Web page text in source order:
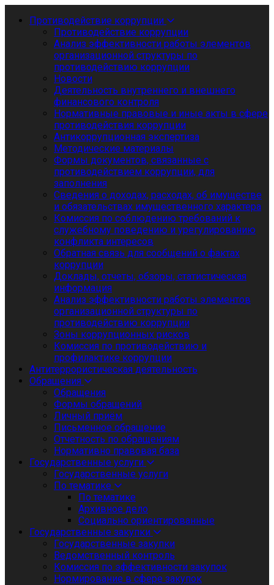
Противодействие коррупции
Противодействие коррупции
Анализ эффективности работы элементов
организационной структуры по
противодействию коррупции
Новости
Деятельность внутреннего и внешнего
финансового контроля
Нормативные правовые и иные акты в сфере
противодействия коррупции
Антикоррупционная экспертиза
Методические материалы
Формы документов, связанные с
противодействием коррупции, для
заполнения
Сведения о доходах, расходах, об имуществе
и обязательствах имущественного характера
Комиссия по соблюдению требований к
служебному поведению и урегулированию
конфликта интересов
Обратная связь для сообщений о фактах
коррупции
Доклады, отчеты, обзоры, статистическая
информация
Анализ эффективности работы элементов
организационной структуры по
противодействию коррупции
Зоны коррупционных рисков
Комиссия по противодействию и
профилактике коррупции
Антитеррористическая деятельность
Обращения
Обращения
Формы обращений
Личный приём
Письменное обращение
Отчетность по обращениям
Нормативно правовая база
Государственные услуги
Государственные услуги
По тематике
По тематике
Архивное дело
Социально ориентированные
Государственные закупки
Государственные закупки
Ведомственный контроль
Комиссия по эффективности закупок
Нормирование в сфере закупок